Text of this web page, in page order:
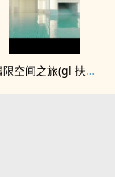
阈限空间之旅(gl 扶她)